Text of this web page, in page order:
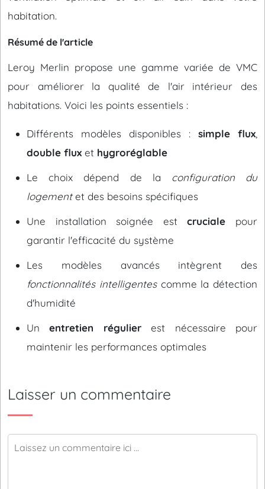
habitation.
Résumé de l'article
Leroy Merlin propose une gamme variée de VMC
pour améliorer la qualité de l'air intérieur des
habitations. Voici les points essentiels :
Différents modèles disponibles : simple flux
double flux et hygroréglable
Le choix dépend de la configuration du
logementet des besoins spécifiques
Une installation soignée estcruciale pour
garantir l'efficacité du système
Les modèles avancés intègrent des
fonctionnalités intelligentescomme la détection
d'humidité
Unentretien régulierest nécessaire pour
maintenir les performances optimales
Laisser un commentaire